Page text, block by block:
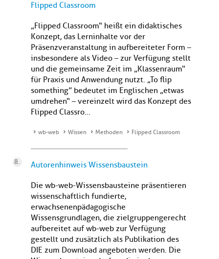
Flipped Classroom
„Flipped Classroom“ heißt ein didaktisches
Konzept, das Lerninhalte vor der
Präsenzveranstaltung in aufbereiteter Form –
insbesondere als Video – zur Verfügung stellt
und die gemeinsame Zeit im „Klassenraum“
für Praxis und Anwendung nutzt. „To flip
something” bedeutet im Englischen „etwas
umdrehen“ – vereinzelt wird das Konzept des
Flipped Classro...
wb-web Wissen Methoden Flipped Classroom
Autorenhinweis Wissensbaustein
Die wb-web-Wissensbausteine präsentieren
wissenschaftlich fundierte,
erwachsenenpädagogische
Wissensgrundlagen, die zielgruppengerecht
aufbereitet auf wb-web zur Verfügung
gestellt und zusätzlich als Publikation des
DIE zum Download angeboten werden. Die